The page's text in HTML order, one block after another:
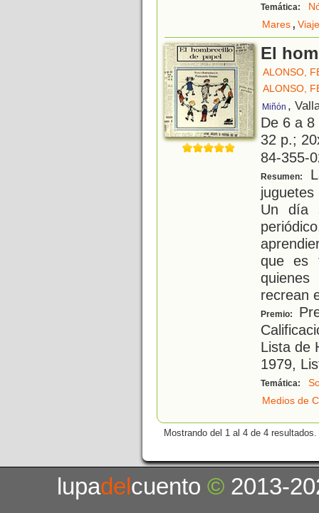
Temática:
Mares,
El
ALONSO,
ALONSO,
Miñón ,
De 6 a
32 p.;
84-355-
Resumen:
Un día
que es
recrean
Premio:
Lista de
1979,
Temática:
Medios de
Mostrando del 1 al 4 de 4 resultados.
lupadelcuento© 2013-